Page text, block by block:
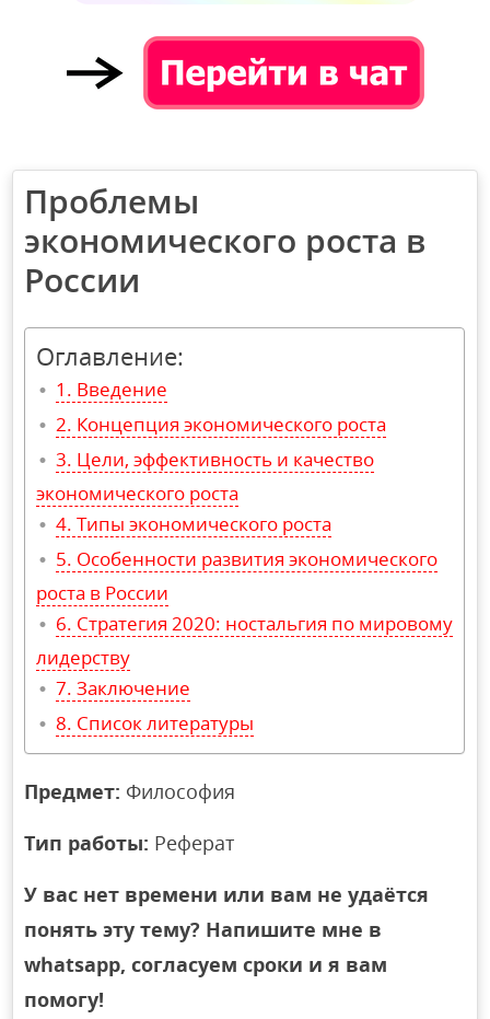
Проблемы
экономического роста в
России
Оглавление:
Введение
Концепция экономического роста
Цели, эффективность и качество
экономического роста
Типы экономического роста
Особенности развития экономического
роста в России
Стратегия 2020: ностальгия по мировому
лидерству
Заключение
Список литературы
Предмет: Философия
Тип работы: Реферат
У вас нет времени или вам не удаётся
понять эту тему? Напишите мне в
whatsapp, согласуем сроки и я вам
помогу!